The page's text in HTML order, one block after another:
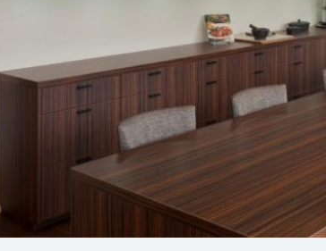
エルネス事業
2026年7月1日（水）~9月23日(水・祝)
朝日ハウジングプラザ学研都市ひびきの 詳細を
話：
0120-501-280
業時間：10:00～19:00